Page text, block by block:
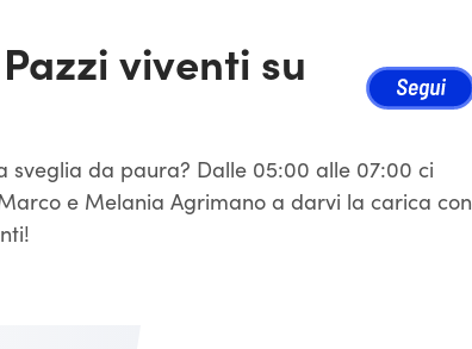
viventi su
sveglia da paura? Dalle 05:00 alle 07:00 ci
e Melania Agrimano a darvi la carica con